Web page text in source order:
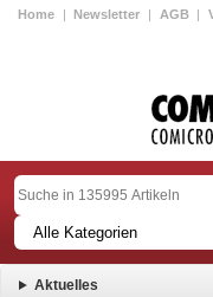
Home | Newsletter | AGB |
Aktuelles